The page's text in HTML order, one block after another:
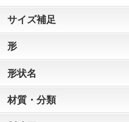
サイズ補足
形
形状名
材質・分類